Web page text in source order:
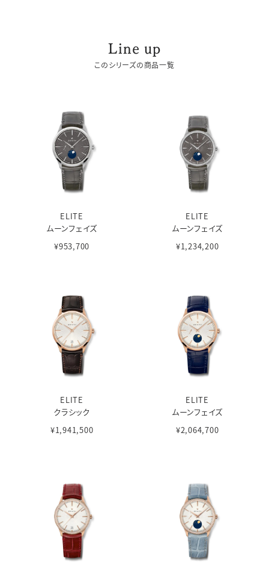
Line up
このシリーズの商品一覧
ELITE
ムーンフェイズ
¥953,700
ELITE
ムーンフェイズ
¥1,234,200
ELITE
クラシック
¥1,941,500
ELITE
ムーンフェイズ
¥2,064,700